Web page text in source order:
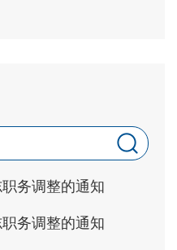
务调整的通知
务调整的通知